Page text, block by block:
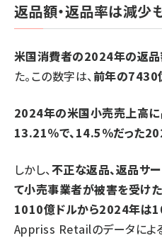
返品額・返品率は減少
米国消費者の2024年の返
た。この数字は、前年の7430
2024年の米国小売売上高
13.21％で、14.5％だった
しかし、不正な返品、返品サ
て小売事業者が被害を受け
1010億ドルから2024年は
Appriss Retailのデータによ